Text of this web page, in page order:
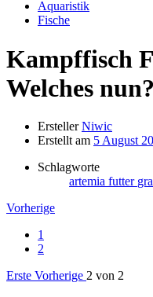
Aquaristik
Fische
Kampffisch
Welches nun?
Ersteller Niwic
Erstellt am 5 August
Schlagworte
artemia futter
Vorherige
1
2
Erste Vorherige 2 von 2